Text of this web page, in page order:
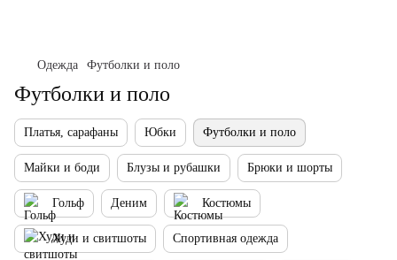
Одежда Футболки и поло
Футболки и поло
Платья, сарафаны Юбки Футболки и поло
Майки и боди Блузы и рубашки Брюки и шорты
Гольф Деним Костюмы
Худи и свитшоты Спортивная одежда